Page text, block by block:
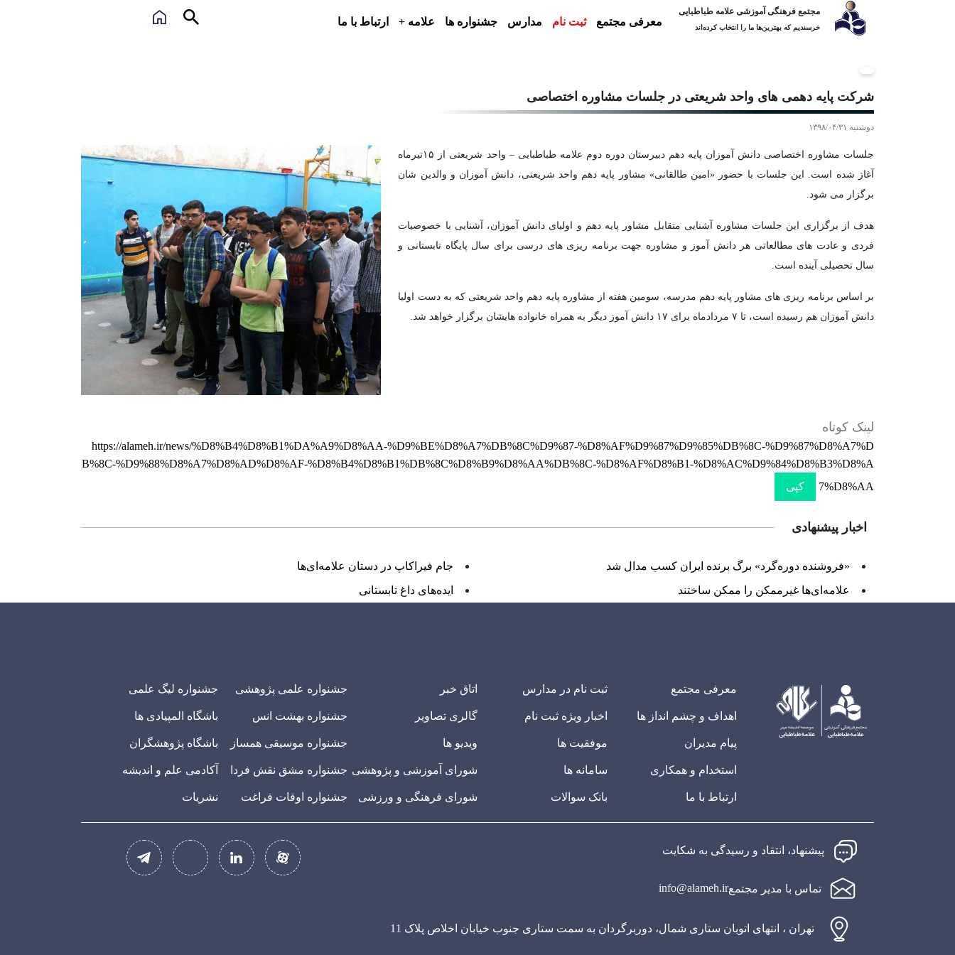
مجتمع فرهنگی آموزشی علامه طباطبایی
خرسندیم که بهترین‌ها ما را انتخاب کرده‌اند معرفی مجتمع ثبت نام مدارس جشنواره ها علامه + ارتباط با ما
شرکت پایه دهمی های واحد شریعتی در جلسات مشاوره اختصاصی
دوشنبه ۱۳۹۸/۰۴/۳۱
جلسات مشاوره اختصاصی دانش آموزان پایه دهم دبیرستان دوره دوم علامه طباطبایی – واحد شریعتی از ۱۵تیرماه
آغاز شده است. این جلسات با حضور «امین طالقانی» مشاور پایه دهم واحد شریعتی، دانش آموزان و والدین شان
برگزار می شود.
هدف از برگزاری این جلسات مشاوره آشنایی متقابل مشاور پایه دهم و اولیای دانش آموزان، آشنایی با خصوصیات
فردی و عادت های مطالعاتی هر دانش آموز و مشاوره جهت برنامه ریزی های درسی برای سال پایگاه تابستانی و
سال تحصیلی آینده است.
بر اساس برنامه ریزی های مشاور پایه دهم مدرسه، سومین هفته از مشاوره پایه دهم واحد شریعتی که به دست اولیا
دانش آموزان هم رسیده است، تا ۷ مردادماه برای ۱۷ دانش آموز دیگر به همراه خانواده هایشان برگزار خواهد شد.
لینک کوتاه
https://alameh.ir/news/%D8%B4%D8%B1%DA%A9%D8%AA-%D9%BE%D8%A7%DB%8C%D9%87-%D8%AF%D9%87%D9%85%DB%8C-%D9%87%D8%A7%D
B%8C-%D9%88%D8%A7%D8%AD%D8%AF-%D8%B4%D8%B1%DB%8C%D8%B9%D8%AA%DB%8C-%D8%AF%D8%B1-%D8%AC%D9%84%D8%B3%D8%A
7%D8%AA
کپی
اخبار پیشنهادی
«فروشنده دوره‌گرد» برگ برنده ایران کسب مدال شد
جام فیراکاپ در دستان علامه‌ای‌ها
علامه‌ای‌ها غیرممکن را ممکن ساختند
ایده‌های داغ تابستانی
معرفی مجتمع
اهداف و چشم انداز ها
پیام مدیران
استخدام و همکاری
ارتباط با ما
ثبت نام در مدارس
اخبار ویژه ثبت نام
موفقیت ها
سامانه ها
بانک سوالات
اتاق خبر
گالری تصاویر
ویدیو ها
شورای آموزشی و پژوهشی
شورای فرهنگی و ورزشی
جشنواره علمی پژوهشی
جشنواره بهشت انس
جشنواره موسیقی همساز
جشنواره مشق نقش فردا
جشنواره اوقات فراغت
جشنواره لیگ علمی
باشگاه المپیادی ها
باشگاه پژوهشگران
آکادمی علم و اندیشه
نشریات
پیشنهاد، انتقاد و رسیدگی به شکایت
تماس با مدیر مجتمعinfo@alameh.ir
تهران ، انتهای اتوبان ستاری شمال، دوربرگردان به سمت ستاری جنوب خیابان اخلاص پلاک 11